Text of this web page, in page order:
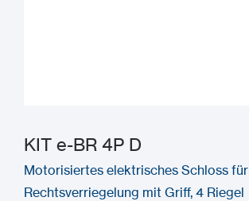
KIT e-BR 4P D
Motorisiertes elektrisches Schloss für
Rechtsverriegelung mit Griff, 4 Riegel